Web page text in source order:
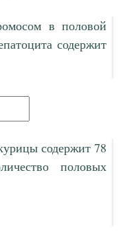
в половой
содержит
содержит 78
половых